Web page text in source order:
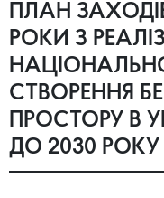
ПЛАН
РОКИ З
СТВОРЕННЯ
ПРОСТОРУ В
ДО 2030 РОКУ